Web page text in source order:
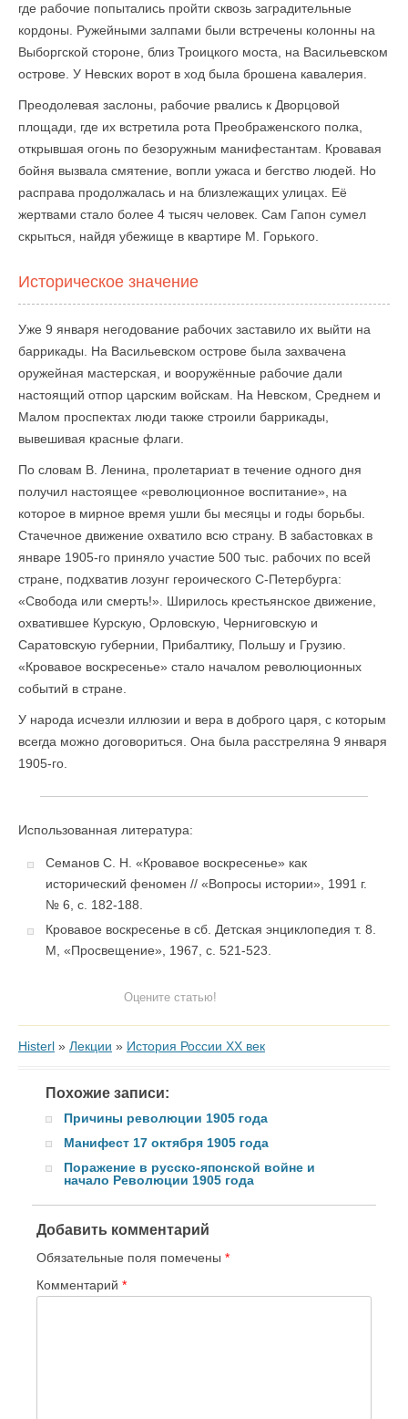
где рабочие попытались пройти сквозь заградительные
кордоны. Ружейными залпами были встречены колонны на
Выборгской стороне, близ Троицкого моста, на Васильевском
острове. У Невских ворот в ход была брошена кавалерия.
Преодолевая заслоны, рабочие рвались к Дворцовой
площади, где их встретила рота Преображенского полка,
открывшая огонь по безоружным манифестантам. Кровавая
бойня вызвала смятение, вопли ужаса и бегство людей. Но
расправа продолжалась и на близлежащих улицах. Её
жертвами стало более 4 тысяч человек. Сам Гапон сумел
скрыться, найдя убежище в квартире М. Горького.
Историческое значение
Уже 9 января негодование рабочих заставило их выйти на
баррикады. На Васильевском острове была захвачена
оружейная мастерская, и вооружённые рабочие дали
настоящий отпор царским войскам. На Невском, Среднем и
Малом проспектах люди также строили баррикады,
вывешивая красные флаги.
По словам В. Ленина, пролетариат в течение одного дня
получил настоящее «революционное воспитание», на
которое в мирное время ушли бы месяцы и годы борьбы.
Стачечное движение охватило всю страну. В забастовках в
январе 1905-го приняло участие 500 тыс. рабочих по всей
стране, подхватив лозунг героического С-Петербурга:
«Свобода или смерть!». Ширилось крестьянское движение,
охватившее Курскую, Орловскую, Черниговскую и
Саратовскую губернии, Прибалтику, Польшу и Грузию.
«Кровавое воскресенье» стало началом революционных
событий в стране.
У народа исчезли иллюзии и вера в доброго царя, с которым
всегда можно договориться. Она была расстреляна 9 января
1905-го.
Использованная литература:
Семанов С. Н. «Кровавое воскресенье» как
исторический феномен // «Вопросы истории», 1991 г.
№ 6, с. 182-188.
Кровавое воскресенье в сб. Детская энциклопедия т. 8.
М, «Просвещение», 1967, с. 521-523.
Оцените статью!
Histerl » Лекции » История России XX век
Похожие записи:
Причины революции 1905 года
Манифест 17 октября 1905 года
Поражение в русско-японской войне и
начало Революции 1905 года
Добавить комментарий
Обязательные поля помечены *
Комментарий *